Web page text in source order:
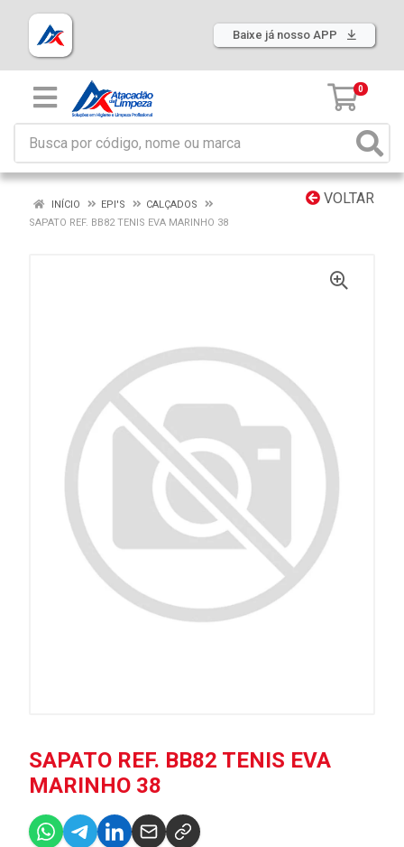
Baixe já nosso APP
0
VOLTAR
INÍCIO EPI'S
CALÇADOS
SAPATO REF. BB82 TENIS EVA MARINHO 38
SAPATO REF. BB82 TENIS EVA
MARINHO 38